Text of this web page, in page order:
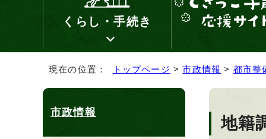
くらし・手続き
現在の位置： トップページ >市政情報 > 都市整
地籍
市政情報